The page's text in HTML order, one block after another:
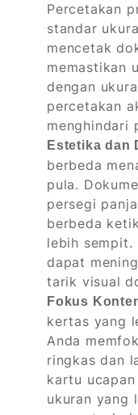
Percetakan
standar
mencetak
memastikan
dengan
percetakan
menghindari
Estetika dan
berbeda
pula.
persegi
berbeda
lebih sempit.
dapat
tarik visual
Fokus
kertas yang
Anda
ringkas dan
kartu
ukuran yang